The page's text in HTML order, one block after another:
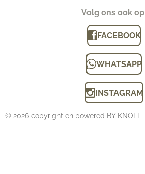
Volg ons ook op
FACEBOOK
WHATSAPP
INSTAGRAM
© 2026 copyright en powered BY KNOLL